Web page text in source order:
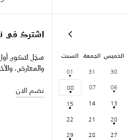
الخميس الجمعة السبت
30
31
01
06
07
08
13
14
15
20
21
22
27
28
29
اشترك في
سجّل لتكون
والمعارض،
نضم الان